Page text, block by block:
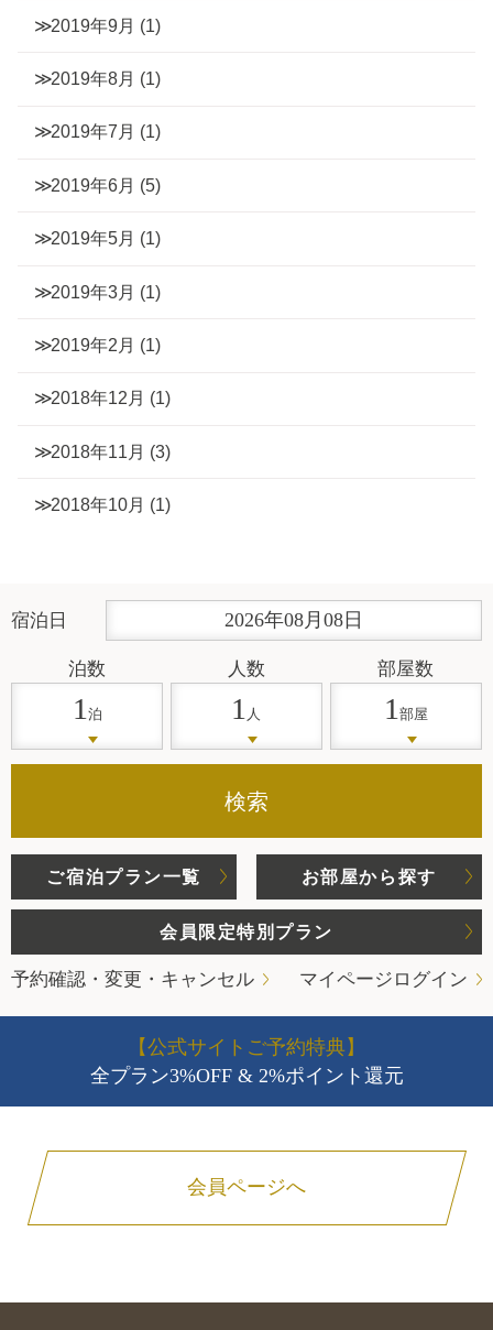
2019年9月 (1)
2019年8月 (1)
2019年7月 (1)
2019年6月 (5)
2019年5月 (1)
2019年3月 (1)
2019年2月 (1)
2018年12月 (1)
2018年11月 (3)
2018年10月 (1)
宿泊日 2026年08月 08日
泊数
1泊
人数
1 人
部屋数
1部屋
検索
ご宿泊プラン一覧 お部屋から探す
会員限定特別プラン
予約確認・変更・キャンセル マイページログイン
【公式サイトご予約特典】
全プラン3%OFF & 2%ポイント還元
会員ページへ